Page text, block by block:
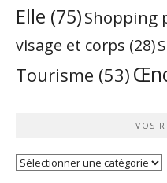
Elle (75)Shopping
visage et corps (28)
Tourisme (53)
VOS
Vos